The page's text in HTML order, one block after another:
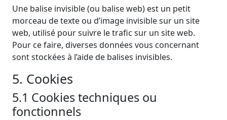
Une balise invisible (ou balise web) est un petit
morceau de texte ou d’image invisible sur un site
web, utilisé pour suivre le trafic sur un site web.
Pour ce faire, diverses données vous concernant
sont stockées à l’aide de balises invisibles.
5. Cookies
5.1 Cookies techniques ou
fonctionnels